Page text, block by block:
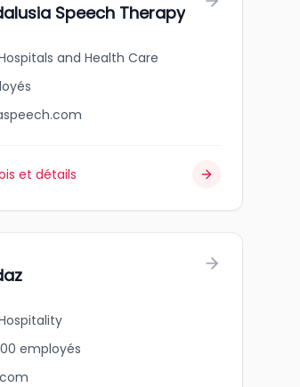
Speech Therapy
and Health Care
et détails
employés